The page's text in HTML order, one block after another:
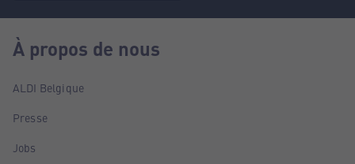
À propos de nous
ALDI Belgique
Presse
Jobs